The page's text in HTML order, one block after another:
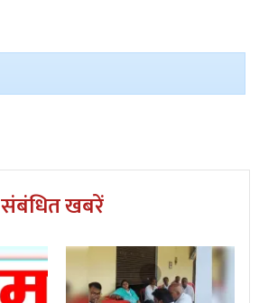
संबंधित खबरें